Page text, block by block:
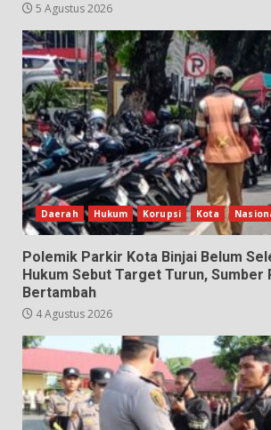
5 Agustus 2026
Daerah Hukum Korupsi Kota
Polemik Parkir Kota Binjai Belum
Hukum Sebut Target Turun, Sumber
Bertambah
4 Agustus 2026